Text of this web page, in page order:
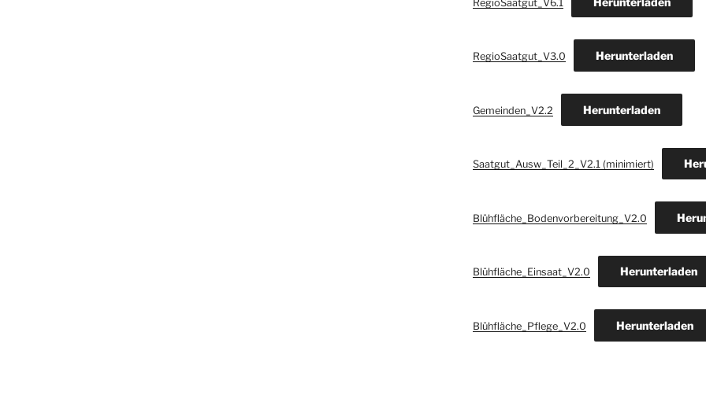
RegioSaatgut_V6.1
RegioSaatgut_V3.0 Herunterladen
Gemeinden_V2.2 Herunterladen
Saatgut_Ausw_Teil_2_V2.1 (minimiert)
Blühfläche_Bodenvorbereitung_V2.0
Blühfläche_Einsaat_V2.0 Herunterladen
Blühfläche_Pflege_V2.0 Herunterladen